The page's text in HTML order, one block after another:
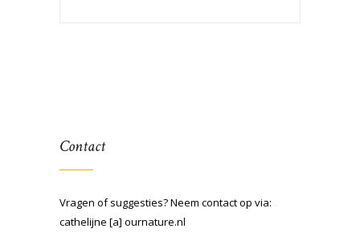
Contact
Vragen of suggesties? Neem contact op via:
cathelijne [a] ournature.nl